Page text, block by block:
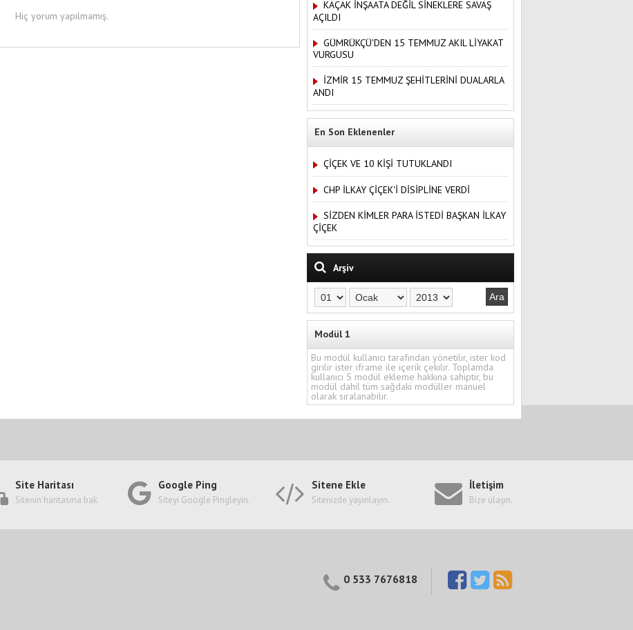
Hiç yorum yapılmamış.
KAÇAK İNŞAATA DEĞİL SİNEKLERE SAVAŞ
AÇILDI
GÜMRÜKÇÜ'DEN 15 TEMMUZ AKIL LİYAKAT
VURGUSU
İZMİR 15 TEMMUZ ŞEHİTLERİNİ DUALARLA
ANDI
En Son Eklenenler
ÇİÇEK VE 10 KİŞİ TUTUKLANDI
CHP İLKAY ÇİÇEK'İ DİSİPLİNE VERDİ
SİZDEN KİMLER PARA İSTEDİ BAŞKAN İLKAY
ÇİÇEK
Arşiv
Modül 1
Bu modül kullanıcı tarafından yönetilir, ister kod
girilir ister iframe ile içerik çekilir. Toplamda
kullanıcı 5 modül ekleme hakkına sahiptir, bu
modül dahil tüm sağdaki modüller manuel
olarak sıralanabilir.
Site Haritası
Sitenin haritasına bak
Google Ping
Siteyi Google Pingleyin.
Sitene Ekle
Sitenizde yayınlayın.
İletişim
Bize ulaşın.
0 533 7676818